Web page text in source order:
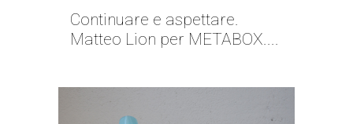
Continuare e aspettare.
Matteo Lion per METABOX....